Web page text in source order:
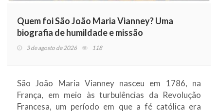
Quem foi São João Maria Vianney? Uma
biografia de humildade e missão
3 de agosto de 2026 118
São João Maria Vianney nasceu em 1786, na
França, em meio às turbulências da Revolução
Francesa, um período em que a fé católica era